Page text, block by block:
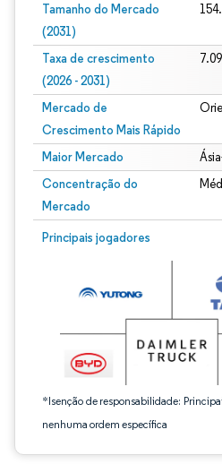
Tamanho do Mercado
(2031)
Taxa de crescimento
(2026 - 2031)
Mercado de
Crescimento Mais Rápido
Maior Mercado
Concentração do
Mercado
Principais jogadores
*Isenção de responsabilidade:
nenhuma ordem específica
Imagem © Mordor Intelligence. O